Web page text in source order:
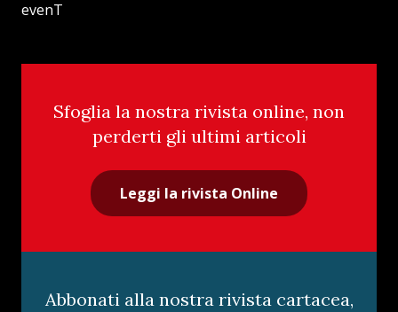
evenT
Sfoglia la nostra rivista online, non
perderti gli ultimi articoli
Leggi la rivista Online
Abbonati alla nostra rivista cartacea,